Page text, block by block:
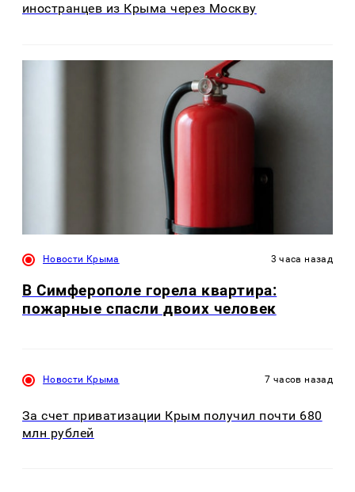
иностранцев из Крыма через Москву
Новости Крыма 3 часа назад
В Симферополе горела квартира:
пожарные спасли двоих человек
Новости Крыма 7 часов назад
За счет приватизации Крым получил почти 680
млн рублей